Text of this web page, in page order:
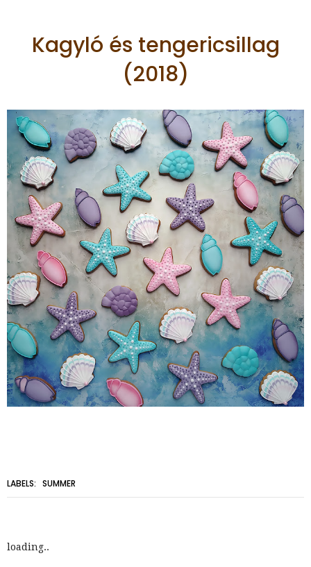
Kagyló és tengericsillag
(2018)
LABELS: SUMMER
loading..